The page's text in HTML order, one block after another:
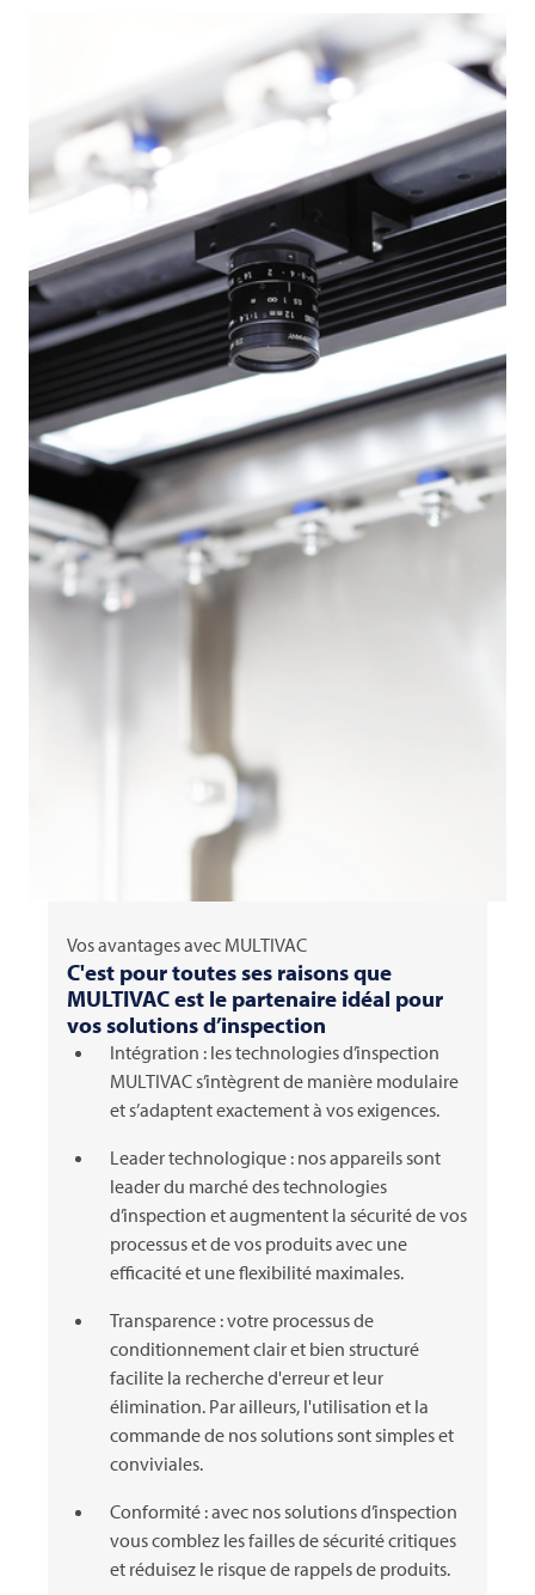
Vos avantages avec MULTIVAC
C'est pour toutes ses raisons que
MULTIVACest le partenaire idéal pour
vos solutions d’inspection
Intégration : les technologies d’inspection
MULTIVAC s’intègrent de manière modulaire
et s’adaptent exactement à vos exigences.
Leader technologique : nos appareils sont
leader du marché des technologies
d’inspection et augmentent la sécurité de vos
processus et de vos produits avec une
efficacité et une flexibilité maximales.
Transparence : votre processus de
conditionnement clair et bien structuré
facilite la recherche d'erreur et leur
élimination. Par ailleurs, l'utilisation et la
commande de nos solutions sont simples et
conviviales.
Conformité : avec nos solutions d’inspection
vous comblez les failles de sécurité critiques
et réduisez le risque de rappels de produits.